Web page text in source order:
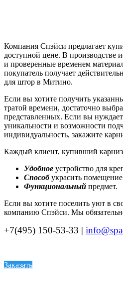
Компания Спэйси предлагает
доступной цене. В производстве
и проверенные временем
покупатель получает
для штор в Митино.
Если вы хотите получить
тратой времени, достаточно
представленных. Если вы
уникальности и возможности
индивидуальность, закажите
Каждый клиент, купивший карниз
Удобное устройство для
Способукрасить
Функциональный предмет.
Если вы хотите поселить уют в
компанию Спэйси. Мы
+7(495) 150-53-33 |
Заказать